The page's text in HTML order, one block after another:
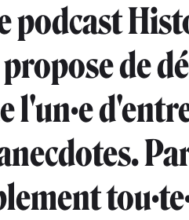
podcast
propose de
l'un·e